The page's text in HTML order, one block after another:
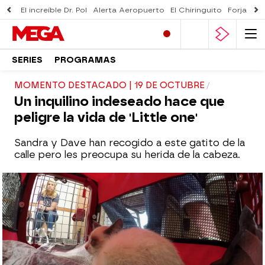
El increíble Dr. Pol Alerta Aeropuerto El Chiringuito Forjado
SERIES PROGRAMAS
MOMENTO DESTACADO | 19 DE OCTUBRE
Un inquilino indeseado hace que
peligre la vida de 'Little one'
Sandra y Dave han recogido a este gatito de la
calle pero les preocupa su herida de la cabeza.
mega